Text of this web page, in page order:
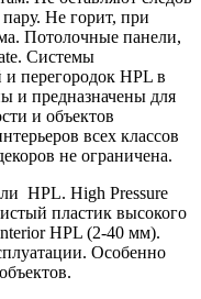
Не горит, при
Потолочные панели,
Системы
перегородок HPL в
и предназначены для
и объектов
всех классов
не ограничена.
HPL. High Pressure
пластик высокого
HPL (2-40 мм).
Особенно